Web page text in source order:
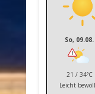
So, 09.08.
21 / 34°C
Leicht